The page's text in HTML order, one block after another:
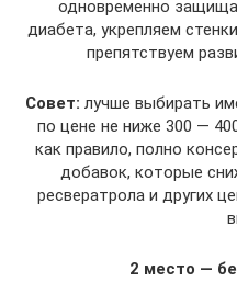
одновременно
диабета, укрепляем
препятствуем
Совет: лучше выбирать
по цене не ниже 300 —
как правило, полно
добавок, которые
ресвератрола и других
2 место —